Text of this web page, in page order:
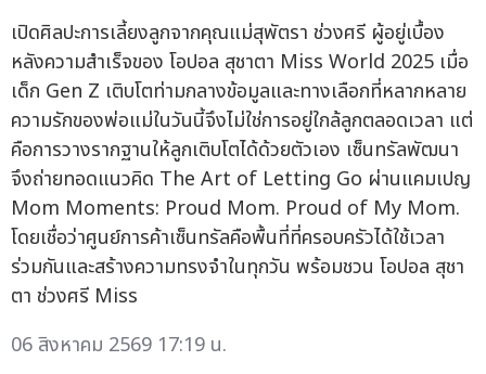
เปิดศิลปะการเลี้ยงลูกจากคุณแม่สุพัตรา ช่วงศรี ผู้อยู่เบื้อง
หลังความสำเร็จของ โอปอล สุชาตา Miss World 2025 เมื่อ
เด็ก Gen Z เติบโตท่ามกลางข้อมูลและทางเลือกที่หลากหลาย
ความรักของพ่อแม่ในวันนี้จึงไม่ใช่การอยู่ใกล้ลูกตลอดเวลา แต่
คือการวางรากฐานให้ลูกเติบโตได้ด้วยตัวเอง เซ็นทรัลพัฒนา
จึงถ่ายทอดแนวคิด The Art of Letting Go ผ่านแคมเปญ
Mom Moments: Proud Mom. Proud of My Mom.
โดยเชื่อว่าศูนย์การค้าเซ็นทรัลคือพื้นที่ที่ครอบครัวได้ใช้เวลา
ร่วมกันและสร้างความทรงจำในทุกวัน พร้อมชวน โอปอล สุชา
ตา ช่วงศรี Miss
06 สิงหาคม 2569 17:19 น.